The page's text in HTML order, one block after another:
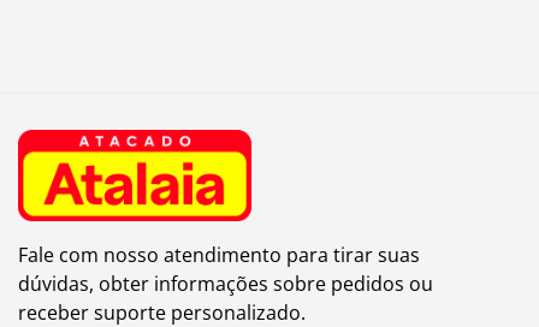
Fale com nosso atendimento para tirar suas
dúvidas, obter informações sobre pedidos ou
receber suporte personalizado.